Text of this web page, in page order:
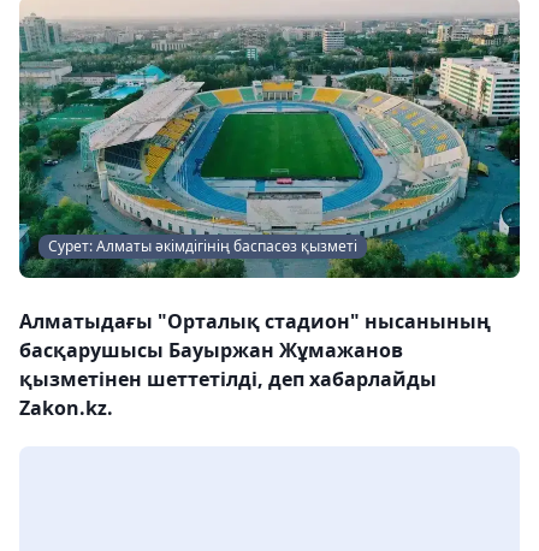
Сурет: Алматы әкімдігінің баспасөз қызметі
Алматыдағы "Орталық стадион" нысанының
басқарушысы Бауыржан Жұмажанов
қызметінен шеттетілді, деп хабарлайды
Zakon.kz.